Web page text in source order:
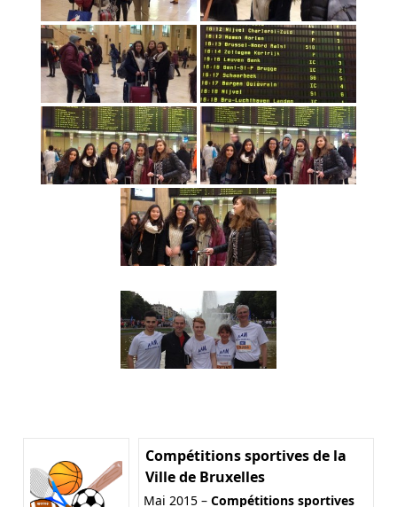
Compétitions sportives de la
Ville de Bruxelles
Mai 2015 – Compétitions sportives